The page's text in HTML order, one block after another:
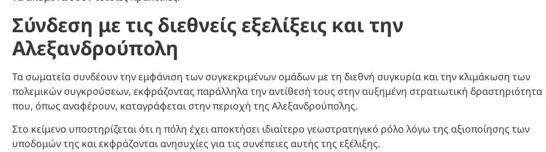
Σύνδεση με τις διεθνείς εξελίξεις και την
Αλεξανδρούπολη
Τα σωματεία συνδέουν την εμφάνιση των συγκεκριμένων ομάδων με τη διεθνή συγκυρία και την κλιμάκωση των
πολεμικών συγκρούσεων, εκφράζοντας παράλληλα την αντίθεσή τους στην αυξημένη στρατιωτική δραστηριότητα
που, όπως αναφέρουν, καταγράφεται στην περιοχή της Αλεξανδρούπολης.
Στο κείμενο υποστηρίζεται ότι η πόλη έχει αποκτήσει ιδιαίτερο γεωστρατηγικό ρόλο λόγω της αξιοποίησης των
υποδομών της και εκφράζονται ανησυχίες για τις συνέπειες αυτής της εξέλιξης.